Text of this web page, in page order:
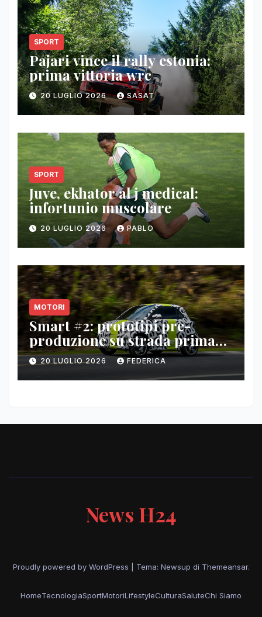
SPORT
Pajari vince il rally estonia:
prima vittoria wrc
20 LUGLIO 2026 SASAT
SPORT
Juve, ekhator al j medical:
infortunio muscolare
20 LUGLIO 2026 PABLO
MOTORI
Smart #2: prototipi pre-
produzione su strada prima
del paris motor show 2026
20 LUGLIO 2026 FEDERICA
News H24
Proudly powered by WordPress Tema: Newsup di Themeansar.
HomeTecnologiaSportMotoriLifestyleCulturaSaluteChi Siamo